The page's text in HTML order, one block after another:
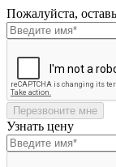
Пожалуйста,
Перезвоните мне
Узнать цену